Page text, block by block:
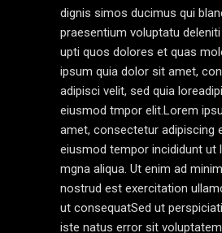
dignis simos ducimus qui
praesentium voluptatu
upti quos dolores et quas
ipsum quia dolor sit amet,
adipisci velit, sed quia
eiusmod tmpor elit.Lorem
amet, consectetur adipiscing
eiusmod tempor incididunt ut
mgna aliqua. Ut enim ad
nostrud est exercitation
ut consequatSed ut
iste natus error sit